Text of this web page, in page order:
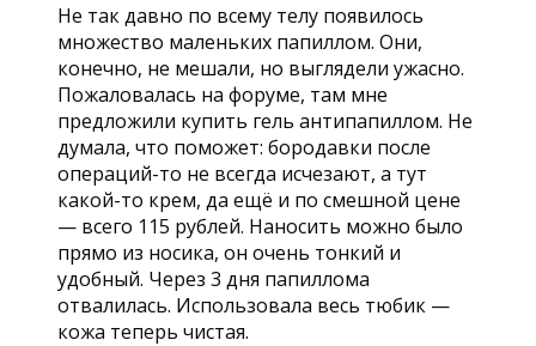
Не так давно по всему телу появилось
множество маленьких папиллом. Они,
конечно, не мешали, но выглядели ужасно.
Пожаловалась на форуме, там мне
предложили купить гель антипапиллом. Не
думала, что поможет: бородавки после
операций-то не всегда исчезают, а тут
какой-то крем, да ещё и по смешной цене
— всего 115 рублей. Наносить можно было
прямо из носика, он очень тонкий и
удобный. Через 3 дня папиллома
отвалилась. Использовала весь тюбик —
кожа теперь чистая.